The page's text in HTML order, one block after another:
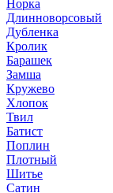
Норка
Длинноворсовый
Дубленка
Кролик
Барашек
Замша
Кружево
Хлопок
Твил
Батист
Поплин
Плотный
Шитье
Сатин